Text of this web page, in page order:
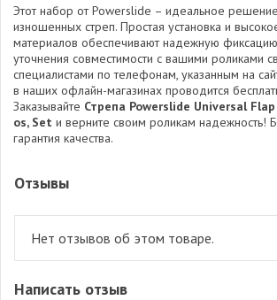
Этот набор от Powerslide – идеальное
изношенных стреп. Простая установка и
материалов обеспечивают надежную
уточнения совместимости с вашими роликами
специалистами по телефонам, указанным на
в наших офлайн-магазинах проводится
Заказывайте Стрепа Powerslide Universal
os, Set и верните своим роликам надежность!
гарантия качества.
Отзывы
Нет отзывов об этом товаре.
Написать отзыв